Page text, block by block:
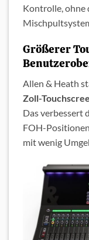
Kontrolle, ohne
Größerer
Allen & Heath
Zoll-
Das verbessert
FOH-
mit wenig